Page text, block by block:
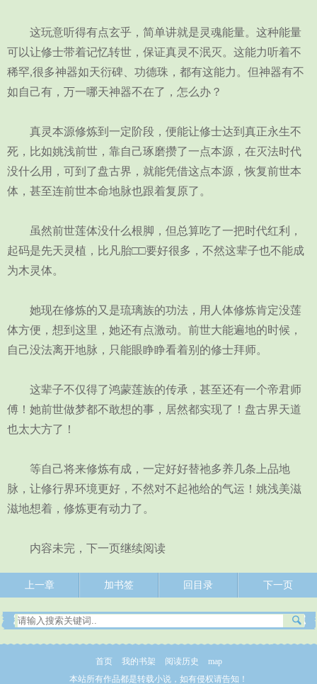
这玩意听得有点玄乎，简单讲就是灵魂能量。这种能量
可以让修士带着记忆转世，保证真灵不泯灭。这能力听着不
稀罕,很多神器如天衍碑、功德珠，都有这能力。但神器有不
如自己有，万一哪天神器不在了，怎么办？
真灵本源修炼到一定阶段，便能让修士达到真正永生不
死，比如姚浅前世，靠自己琢磨攒了一点本源，在灭法时代
没什么用，可到了盘古界，就能凭借这点本源，恢复前世本
体，甚至连前世本命地脉也跟着复原了。
虽然前世莲体没什么根脚，但总算吃了一把时代红利，
起码是先天灵植，比凡胎□□要好很多，不然这辈子也不能成
为木灵体。
她现在修炼的又是琉璃族的功法，用人体修炼肯定没莲
体方便，想到这里，她还有点激动。前世大能遍地的时候，
自己没法离开地脉，只能眼睁睁看着别的修士拜师。
这辈子不仅得了鸿蒙莲族的传承，甚至还有一个帝君师
傅！她前世做梦都不敢想的事，居然都实现了！盘古界天道
也太大方了！
等自己将来修炼有成，一定好好替祂多养几条上品地
脉，让修行界环境更好，不然对不起祂给的气运！姚浅美滋
滋地想着，修炼更有动力了。
内容未完，下一页继续阅读
上一章 加书签 回目录 下一页
首页 我的书架 阅读历史
map
本站所有作品都是转载小说，如有侵权请告知！